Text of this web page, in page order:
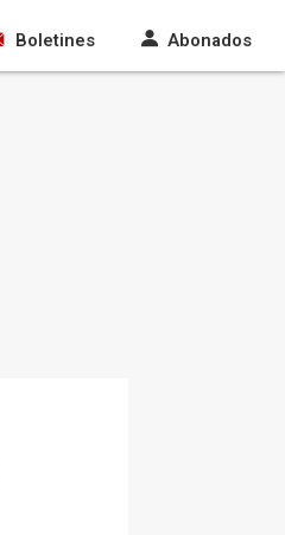
Boletines Abonados